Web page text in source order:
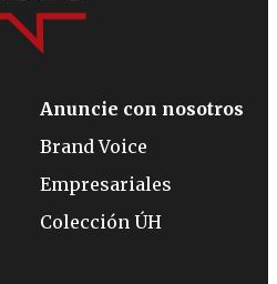
Anuncie con nosotros
Brand Voice
Empresariales
Colección ÚH